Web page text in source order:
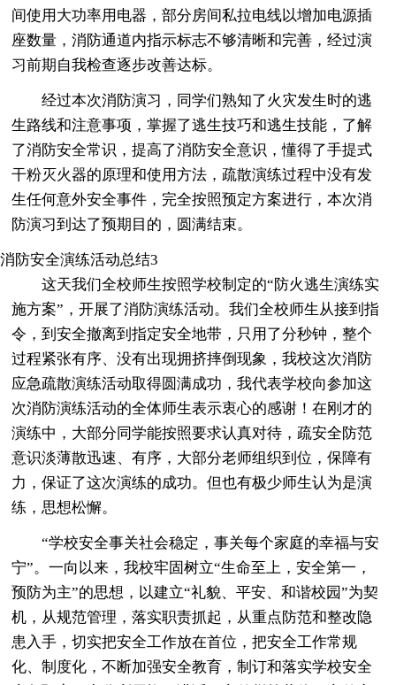
间使用大功率用电器，部分房间私拉电线以增加电源插
座数量，消防通道内指示标志不够清晰和完善，经过演
习前期自我检查逐步改善达标。
经过本次消防演习，同学们熟知了火灾发生时的逃
生路线和注意事项，掌握了逃生技巧和逃生技能，了解
了消防安全常识，提高了消防安全意识，懂得了手提式
干粉灭火器的原理和使用方法，疏散演练过程中没有发
生任何意外安全事件，完全按照预定方案进行，本次消
防演习到达了预期目的，圆满结束。
消防安全演练活动总结3
这天我们全校师生按照学校制定的“防火逃生演练实
施方案”，开展了消防演练活动。我们全校师生从接到指
令，到安全撤离到指定安全地带，只用了分秒钟，整个
过程紧张有序、没有出现拥挤摔倒现象，我校这次消防
应急疏散演练活动取得圆满成功，我代表学校向参加这
次消防演练活动的全体师生表示衷心的感谢！在刚才的
演练中，大部分同学能按照要求认真对待，疏安全防范
意识淡薄散迅速、有序，大部分老师组织到位，保障有
力，保证了这次演练的成功。但也有极少师生认为是演
练，思想松懈。
“学校安全事关社会稳定，事关每个家庭的幸福与安
宁”。一向以来，我校牢固树立“生命至上，安全第一，
预防为主”的思想，以建立“礼貌、平安、和谐校园”为契
机，从规范管理，落实职责抓起，从重点防范和整改隐
患入手，切实把安全工作放在首位，把安全工作常规
化、制度化，不断加强安全教育，制订和落实学校安全